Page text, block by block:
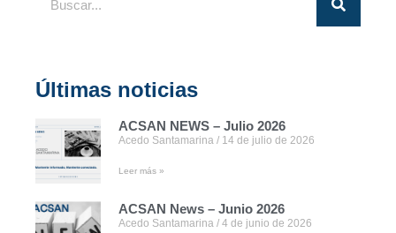
Últimas noticias
ACSAN NEWS – Julio 2026
Acedo Santamarina 14 de julio de 2026
Leer más »
ACSAN News – Junio 2026
Acedo Santamarina 4 de junio de 2026